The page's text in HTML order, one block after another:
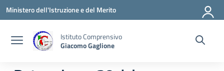
Vai ai contenuti
Vai al menu di navigazione
Vai al footer
Ministero dell'Istruzione e del Merito
Istituto Comprensivo
Giacomo Gaglione